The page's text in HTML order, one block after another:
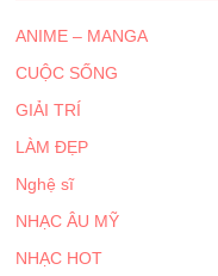
ANIME – MANGA
CUỘC SỐNG
GIẢI TRÍ
LÀM ĐẸP
Nghệ sĩ
NHẠC ÂU MỸ
NHẠC HOT